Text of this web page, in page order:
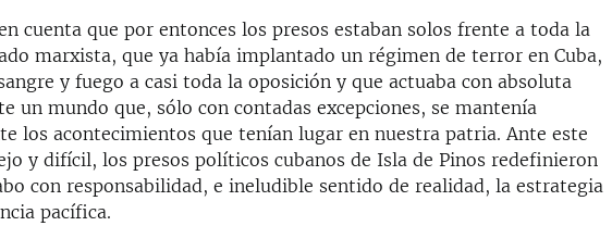
cuenta que por entonces los presos estaban solos frente a toda la
marxista, que ya había implantado un régimen de terror en Cuba,
y fuego a casi toda la oposición y que actuaba con absoluta
un mundo que, sólo con contadas excepciones, se mantenía
los acontecimientos que tenían lugar en nuestra patria. Ante este
y difícil, los presos políticos cubanos de Isla de Pinos redefinieron
con responsabilidad, e ineludible sentido de realidad, la estrategia
pacífica.